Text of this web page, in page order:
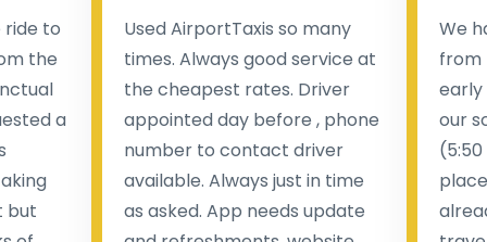
to
the
a
but
Used AirportTaxis so many
times. Always good service at
the cheapest rates. Driver
appointed day before , phone
number to contact driver
available. Always just in time
as asked. App needs update
We
from
early
our